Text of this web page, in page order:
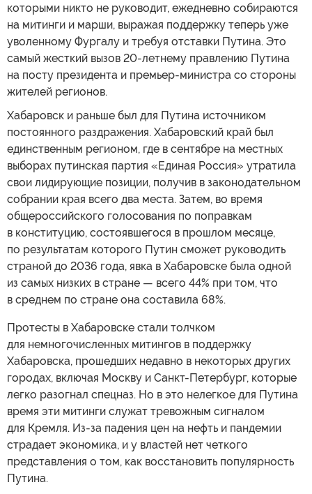
которыми никто не руководит, ежедневно собираются
на митинги и марши, выражая поддержку теперь уже
уволенному Фургалу и требуя отставки Путина. Это
самый жесткий вызов 20-летнему правлению Путина
на посту президента и премьер-министра со стороны
жителей регионов.
Хабаровск и раньше был для Путина источником
постоянного раздражения. Хабаровский край был
единственным регионом, где в сентябре на местных
выборах путинская партия «Единая Россия» утратила
свои лидирующие позиции, получив в законодательном
собрании края всего два места. Затем, во время
общероссийского голосования по поправкам
в конституцию, состоявшегося в прошлом месяце,
по результатам которого Путин сможет руководить
страной до 2036 года, явка в Хабаровске была одной
из самых низких в стране — всего 44% при том, что
в среднем по стране она составила 68%.
Протесты в Хабаровске стали толчком
для немногочисленных митингов в поддержку
Хабаровска, прошедших недавно в некоторых других
городах, включая Москву и Санкт-Петербург, которые
легко разогнал спецназ. Но в это нелегкое для Путина
время эти митинги служат тревожным сигналом
для Кремля. Из-за падения цен на нефть и пандемии
страдает экономика, и у властей нет четкого
представления о том, как восстановить популярность
Путина.